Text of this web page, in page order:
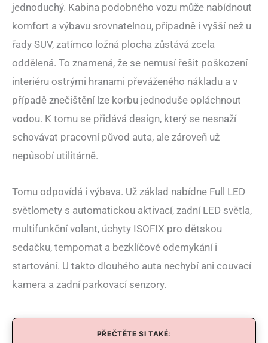
jednoduchý. Kabina podobného vozu může nabídnout
komfort a výbavu srovnatelnou, případně i vyšší než u
řady SUV, zatímco ložná plocha zůstává zcela
oddělená. To znamená, že se nemusí řešit poškození
interiéru ostrými hranami převáženého nákladu a v
případě znečištění lze korbu jednoduše opláchnout
vodou. K tomu se přidává design, který se nesnaží
schovávat pracovní původ auta, ale zároveň už
nepůsobí utilitárně.
Tomu odpovídá i výbava. Už základ nabídne Full LED
světlomety s automatickou aktivací, zadní LED světla,
multifunkční volant, úchyty ISOFIX pro dětskou
sedačku, tempomat a bezklíčové odemykání i
startování. U takto dlouhého auta nechybí ani couvací
kamera a zadní parkovací senzory.
PŘEČTĚTE SI TAKÉ: